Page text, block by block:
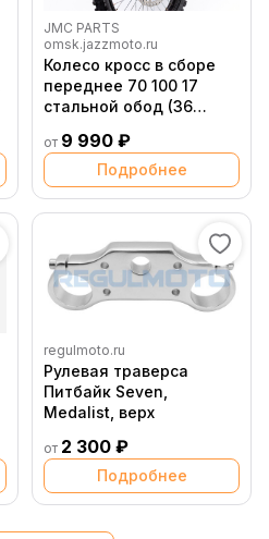
JMC PARTS
omsk.jazzmoto.ru
Колесо кросс в сборе
переднее 70 100 17
стальной обод (36
от 9 990 ₽
Подробнее
regulmoto.ru
Рулевая траверса
Питбайк Seven,
Medalist, верх
от 2 300 ₽
Подробнее